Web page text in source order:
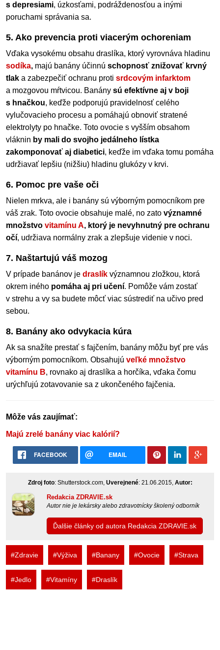
s depresiami, úzkosťami, podráždenosťou a inými
poruchami správania sa.
5. Ako prevencia proti viacerým ochoreniam
Vďaka vysokému obsahu draslíka, ktorý vyrovnáva hladinu
sodíka, majú banány účinnú schopnosť znižovať krvný
tlak a zabezpečiť ochranu proti srdcovým infarktom
a mozgovou mŕtvicou. Banány sú efektívne aj v boji
s hnačkou, keďže podporujú pravidelnosť celého
vylučovacieho procesu a pomáhajú obnoviť stratené
elektrolyty po hnačke. Toto ovocie s vyšším obsahom
vláknin by mali do svojho jedálneho lístka
zakomponovať aj diabetici, keďže im vďaka tomu pomáha
udržiavať lepšiu (nižšiu) hladinu glukózy v krvi.
6. Pomoc pre vaše oči
Nielen mrkva, ale i banány sú výborným pomocníkom pre
váš zrak. Toto ovocie obsahuje malé, no zato významné
množstvo vitamínu A, ktorý je nevyhnutný pre ochranu
očí, udržiava normálny zrak a zlepšuje videnie v noci.
7. Naštartujú váš mozog
V prípade banánov je draslík významnou zložkou, ktorá
okrem iného pomáha aj pri učení. Pomôže vám zostať
v strehu a vy sa budete môcť viac sústrediť na učivo pred
sebou.
8. Banány ako odvykacia kúra
Ak sa snažíte prestať s fajčením, banány môžu byť pre vás
výborným pomocníkom. Obsahujú veľké množstvo
vitamínu B, rovnako aj draslíka a horčíka, vďaka čomu
urýchľujú zotavovanie sa z ukončeného fajčenia.
Môže vás zaujímať:
Majú zrelé banány viac kalórií?
FACEBOOK EMAIL
Zdroj foto: Shutterstock.com, Uverejnené: 21.06.2015, Autor:
Redakcia ZDRAVIE.sk
Autor nie je lekársky alebo zdravotnícky školený odborník
Ďalšie články od autora Redakcia ZDRAVIE.sk
#Zdravie #Výživa #Banany #Ovocie #Strava
#Jedlo #Vitamíny #Draslík